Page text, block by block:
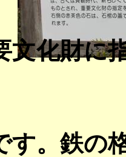
文化財に
す。鉄の